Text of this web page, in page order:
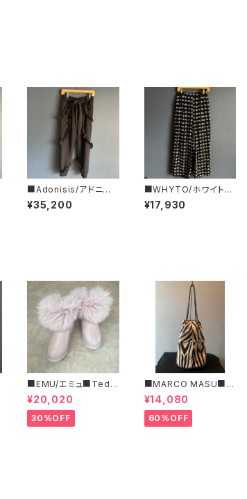
■Adonisis/アドニシ
ス■AQUAジャージー
ミニフリルPT■S26211
¥35,200
■WHYTO/ホワイト■
ジャガード・ワイドパン
ツ■WHT26HPT407
¥17,930
■EMU/エミュ■Tedd
y Wurren■撥水サイド
ジッパーブーツ
¥20,020
30%OFF
■MARCO MASU■マ
ルコ マージ■ハラコ・ゼ
ブラ柄巾着BAG■程よ
いサイズで可愛い
¥14,080
60%OFF